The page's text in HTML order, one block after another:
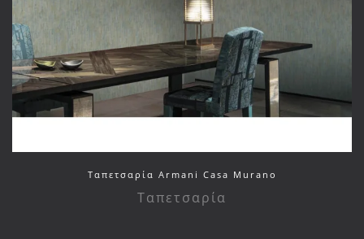
Ταπετσαρία Armani Casa Murano
Ταπετσαρία